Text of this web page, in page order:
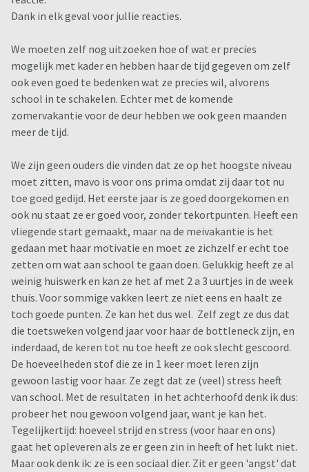
Dank in elk geval voor jullie reacties.
We moeten zelf nog uitzoeken hoe of wat er precies
mogelijk met kader en hebben haar de tijd gegeven om zelf
ook even goed te bedenken wat ze precies wil, alvorens
school in te schakelen. Echter met de komende
zomervakantie voor de deur hebben we ook geen maanden
meer de tijd.
We zijn geen ouders die vinden dat ze op het hoogste niveau
moet zitten, mavo is voor ons prima omdat zij daar tot nu
toe goed gedijd. Het eerste jaar is ze goed doorgekomen en
ook nu staat ze er goed voor, zonder tekortpunten. Heeft een
vliegende start gemaakt, maar na de meivakantie is het
gedaan met haar motivatie en moet ze zichzelf er echt toe
zetten om wat aan school te gaan doen. Gelukkig heeft ze al
weinig huiswerk en kan ze het af met 2 a 3 uurtjes in de week
thuis. Voor sommige vakken leert ze niet eens en haalt ze
toch goede punten. Ze kan het dus wel. Zelf zegt ze dus dat
die toetsweken volgend jaar voor haar de bottleneck zijn, en
inderdaad, de keren tot nu toe heeft ze ook slecht gescoord.
De hoeveelheden stof die ze in 1 keer moet leren zijn
gewoon lastig voor haar. Ze zegt dat ze (veel) stress heeft
van school. Met de resultaten in het achterhoofd denk ik dus:
probeer het nou gewoon volgend jaar, want je kan het.
Tegelijkertijd: hoeveel strijd en stress (voor haar en ons)
gaat het opleveren als ze er geen zin in heeft of het lukt niet.
Maar ook denk ik: ze is een sociaal dier. Zit er geen 'angst' dat